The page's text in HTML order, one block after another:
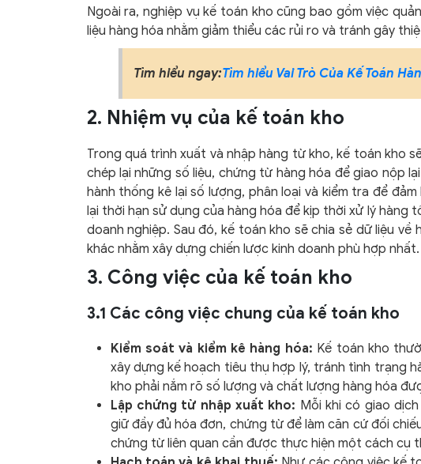
Ngoài ra, nghiệp vụ kế toán kho cũng bao gồm việc
liệu hàng hóa nhằm giảm thiểu các rủi ro và tránh gây
Tìm hiểu ngay:Tìm hiểu Vai Trò Của Kế Toán
2. Nhiệm vụ của kế toán kho
Trong quá trình xuất và nhập hàng từ kho, kế toán kho
chép lại những số liệu, chứng từ hàng hóa để giao nộp
hành thống kê lại số lượng, phân loại và kiểm tra để
lại thời hạn sử dụng của hàng hóa để kịp thời xử lý
doanh nghiệp. Sau đó, kế toán kho sẽ chia sẻ dữ liệu
khác nhằm xây dựng chiến lược kinh doanh phù hợp nhất.
3. Công việc của kế toán kho
3.1 Các công việc chung của kế toán kho
Kiểm soát và kiểm kê hàng hóa: Kế toán kho
xây dựng kế hoạch tiêu thụ hợp lý, tránh tình trạng
kho phải nắm rõ số lượng và chất lượng hàng hóa
Lập chứng từ nhập xuất kho: Mỗi khi có giao
giữ đầy đủ hóa đơn, chứng từ để làm căn cứ đối
chứng từ liên quan cần được thực hiện một cách cụ